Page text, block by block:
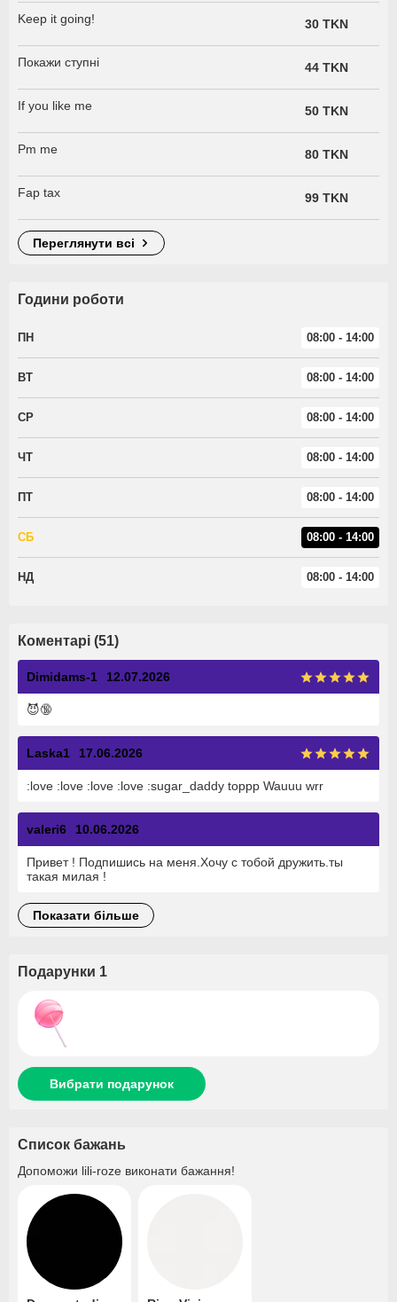
Keep it going! 30 TKN
Покажи ступні 44 TKN
If you like me 50 TKN
Pm me 80 TKN
Fap tax 99 TKN
переглянути всі
Години роботи
ПН 08:00 - 14:00
ВТ 08:00 - 14:00
СР 08:00 - 14:00
ЧТ 08:00 - 14:00
ПТ 08:00 - 14:00
СБ 08:00 - 14:00
НД 08:00 - 14:00
Коментарі (51)
Dimidams-1 12.07.2026
😈🔞
Laska1 17.06.2026
:love :love :love :love :sugar_daddy toppp Wauuu wrr
valeri6 10.06.2026
Привет ! Подпишись на меня.Хочу с тобой дружить.ты
такая милая !
показати більше
Подарунки 1
Вибрати подарунок
Список бажань
Допоможи lili-roze виконати бажання!